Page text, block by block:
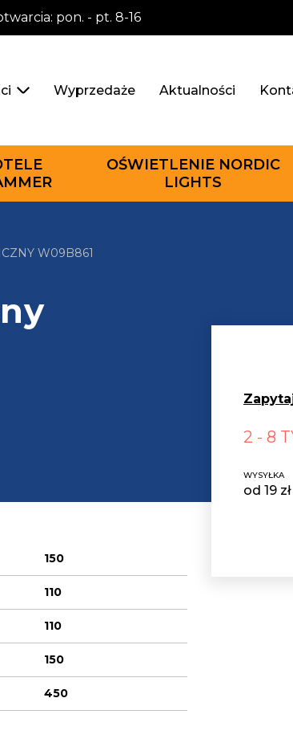
pon. - pt. 8-16
Wyprzedaże Aktualności
OŚWIETLENIE NORDIC
LIGHTS
W09B861
150
110
110
150
450
2 - 8
WYSYŁKA
od 19 zł